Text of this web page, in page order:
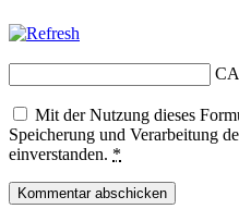
Mit der Nutzung dieses
Speicherung und Verarbeitung
einverstanden. *